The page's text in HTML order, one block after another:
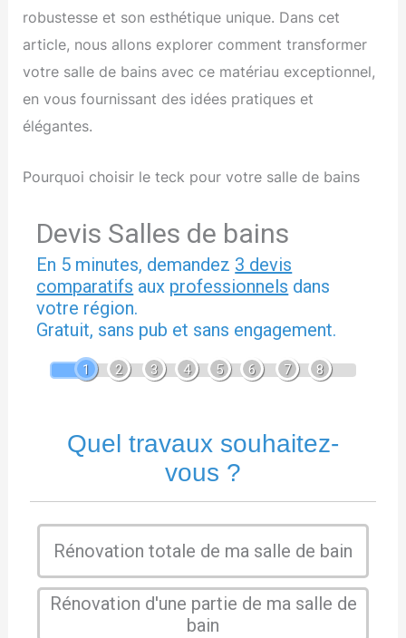
robustesse et son esthétique unique. Dans cet
article, nous allons explorer comment transformer
votre salle de bains avec ce matériau exceptionnel,
en vous fournissant des idées pratiques et
élégantes.
Pourquoi choisir le teck pour votre salle de bains
Devis Salles de bains
En 5 minutes, demandez 3 devis
comparatifs aux professionnels dans
votre région.
Gratuit, sans pub et sans engagement.
1 2 3 4 5 6 7 8
Quel travaux souhaitez-
vous ?
Rénovation totale de ma salle de bain
Rénovation d'une partie de ma salle de
bain